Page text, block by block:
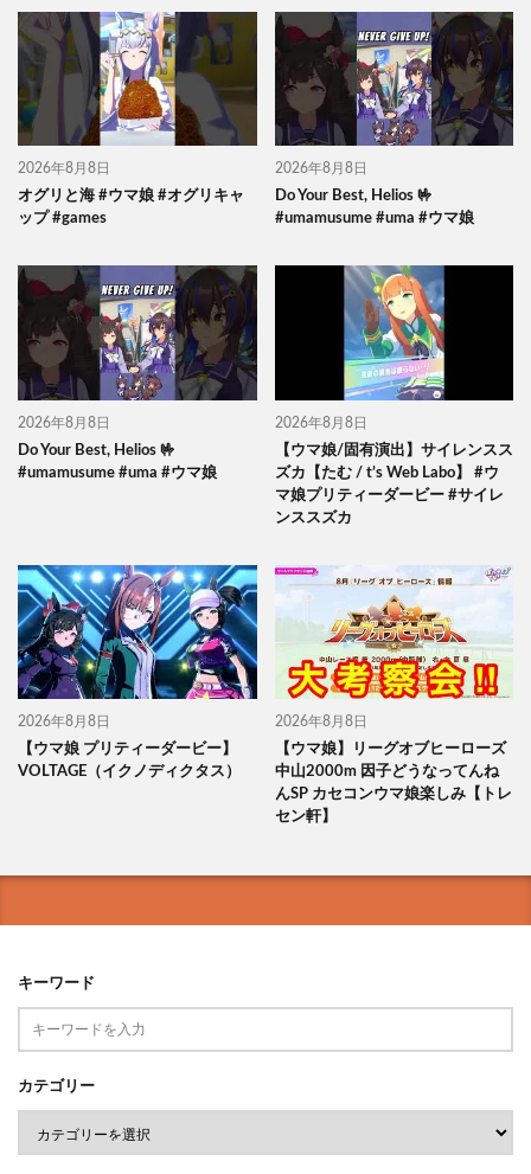
2026年8月8日
オグリと海 #ウマ娘 #オグリキャ
ップ #games
2026年8月8日
Do Your Best, Helios 🤟
#umamusume #uma #ウマ娘
2026年8月8日
Do Your Best, Helios 🤟
#umamusume #uma #ウマ娘
2026年8月8日
【ウマ娘/固有演出】サイレンスス
ズカ【たむ / t’s Web Labo】 #ウ
マ娘プリティーダービー #サイレ
ンススズカ
2026年8月8日
【ウマ娘 プリティーダービー】
VOLTAGE（イクノディクタス）
2026年8月8日
【ウマ娘】リーグオブヒーローズ
中山2000m 因子どうなってんね
んSP カセコンウマ娘楽しみ【トレ
セン軒】
キーワード
カテゴリー